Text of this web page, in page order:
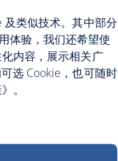
来
类似技术。其中部分
体验，我们还希望使
内容，展示相关广
选 Cookie，也可随时
。